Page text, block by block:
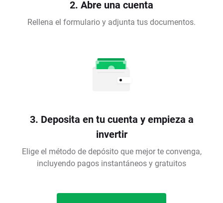
2. Abre una cuenta
Rellena el formulario y adjunta tus documentos.
3. Deposita en tu cuenta y empieza a
invertir
Elige el método de depósito que mejor te convenga,
incluyendo pagos instantáneos y gratuitos